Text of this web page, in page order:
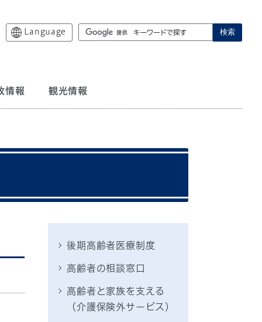
Language 検索
情報 観光情報
後期高齢者医療制度
高齢者の相談窓口
高齢者と家族を支える
（介護保険外サービス）